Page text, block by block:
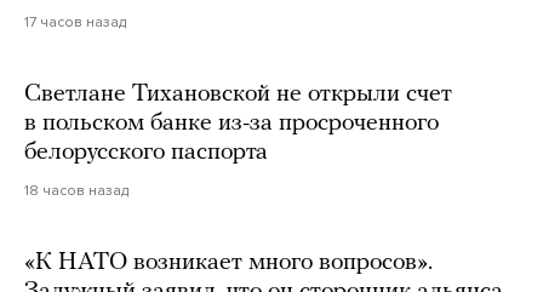
17 часов назад
Светлане Тихановской не открыли счет
в польском банке из-за просроченного
белорусского паспорта
18 часов назад
«К НАТО возникает много вопросов».